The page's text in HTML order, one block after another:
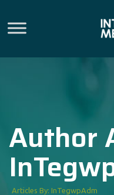
Author
Articles By: InTegwpAdm